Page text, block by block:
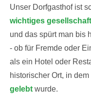
Unser Dorfgasthof ist
wichtiges
und das spürt man bis
- ob für Fremde oder
als ein Hotel oder
historischer Ort, in dem
gelebt wurde.